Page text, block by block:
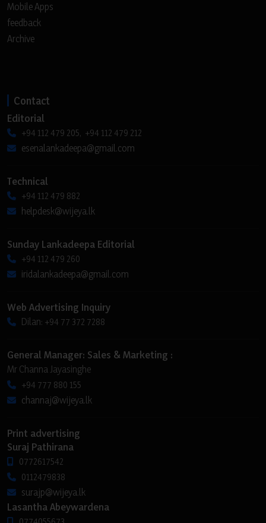
Mobile Apps
feedback
Archive
Contact
Editorial
+94 112 479 205, +94 112 479 212
esenalankadeepa@gmail.com
Technical
+94 112 479 882
helpdesk@wijeya.lk
Sunday Lankadeepa Editorial
+94 112 479 260
iridalankadeepa@gmail.com
Web Advertising Inquiry
Dilan: +94 77 372 7288
General Manager: Sales & Marketing :
Mr Channa Jayasinghe
+94 777 880 155
channaj@wijeya.lk
Print advertising
Suraj Pathirana
0772617542
0112479838
surajp@wijeya.lk
Lasantha Abeywardena